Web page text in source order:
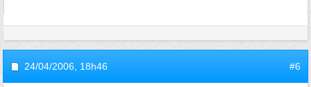
24/04/2006, 18h46 #6